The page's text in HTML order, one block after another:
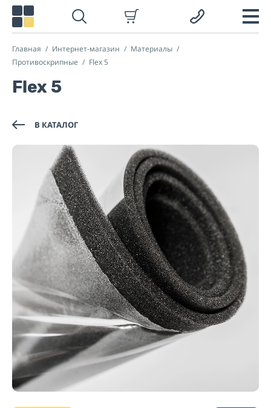
Главная Интернет-магазин
Материалы
Противоскрипные
Flex 5
Flex 5
В КАТАЛОГ